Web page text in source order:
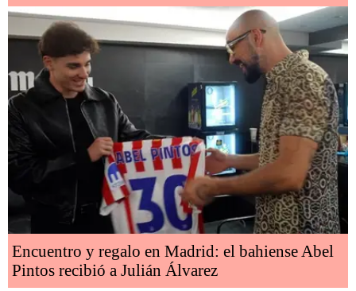
Encuentro y regalo en Madrid: el bahiense Abel
Pintos recibió a Julián Álvarez